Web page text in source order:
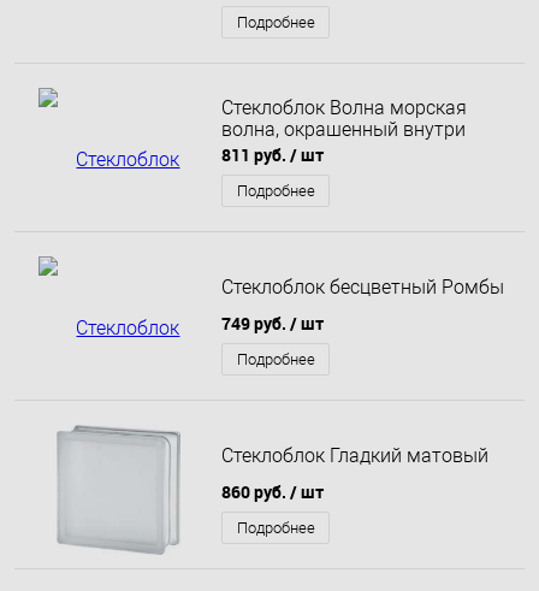
Подробнее
Стеклоблок Волна морская
волна, окрашенный внутри
811 руб. / шт
Подробнее
Стеклоблок бесцветный Ромбы
749 руб. / шт
Подробнее
Стеклоблок Гладкий матовый
860 руб. / шт
Подробнее